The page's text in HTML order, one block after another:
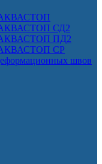
АКВАСТОП
АКВАСТОП СД2
АКВАСТОП ПД2
АКВАСТОП СР
швов